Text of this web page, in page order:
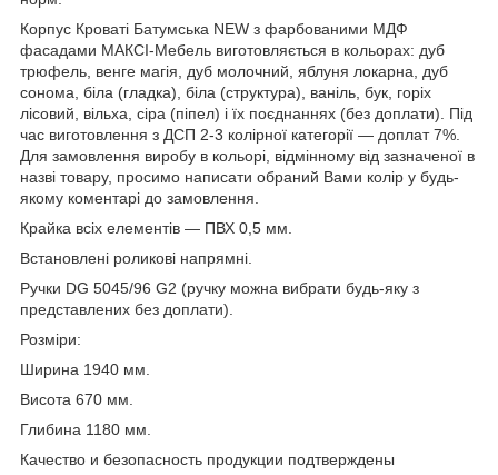
Корпус Кроваті Батумська NEW з фарбованими МДФ
фасадами МАКСІ-Мебель виготовляється в кольорах: дуб
трюфель, венге магія, дуб молочний, яблуня локарна, дуб
сонома, біла (гладка), біла (структура), ваніль, бук, горіх
лісовий, вільха, сіра (піпел) і їх поєднаннях (без доплати). Під
час виготовлення з ДСП 2-3 колірної категорії — доплат 7%.
Для замовлення виробу в кольорі, відмінному від зазначеної в
назві товару, просимо написати обраний Вами колір у будь-
якому коментарі до замовлення.
Крайка всіх елементів — ПВХ 0,5 мм.
Встановлені роликові напрямні.
Ручки DG 5045/96 G2 (ручку можна вибрати будь-яку з
представлених без доплати).
Розміри:
Ширина 1940 мм.
Висота 670 мм.
Глибина 1180 мм.
Качество и безопасность продукции подтверждены